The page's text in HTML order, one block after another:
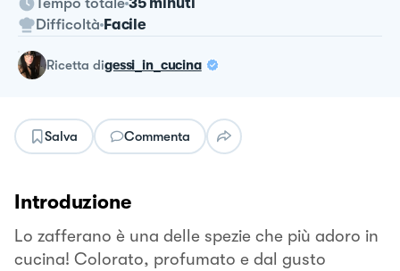
Difficoltà Facile
ricetta digessi_in_cucina
Salva Commenta
Introduzione
Lo zafferano è una delle spezie che più adoro in
cucina! Colorato, profumato e dal gusto